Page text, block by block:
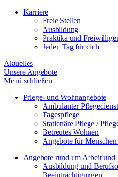
Karriere
Freie Stellen
Ausbildung
Praktika und
Jeden Tag für dich
Aktuelles
Unsere Angebote
Menü schließen
Pflege- und Wohnangebote
Ambulanter Pflegedienst
Tagespflege
Stationäre Pflege /
Betreutes Wohnen
Angebote für
Angebote rund um Arbeit und
Ausbildung und
Beeinträchtigungen